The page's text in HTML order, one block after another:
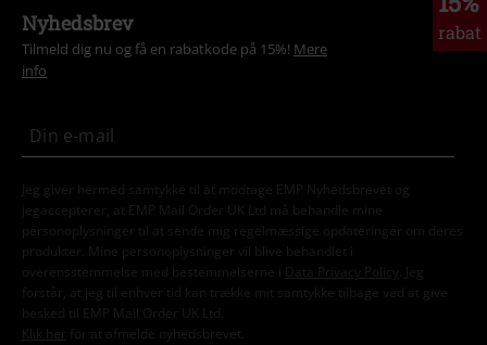
rabat
Nyhedsbrev
Tilmeld dig nu og få en rabatkode på 15%! Mere
info
Jeg giver hermed samtykke til at modtage EMP Nyhedsbrevet og
jegaccepterer, at EMP Mail Order UK Ltd må behandle mine
personoplysninger til at sende mig regelmæssige opdateringer om deres
produkter. Mine personoplysninger vil blive behandlet i
overensstemmelse med bestemmelserne i
Data Privacy Policy
. Jeg
forstår, at jeg til enhver tid kan trække mit samtykke tilbage ved at give
besked til EMP Mail Order UK Ltd.
Klik her
for at afmelde nyhedsbrevet.